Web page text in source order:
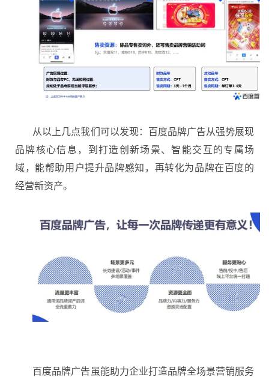
从以上几点我们可以发现：百度品牌广告从强势展现
品牌核心信息，到打造创新场景、智能交互的专属场
域，能帮助用户提升品牌感知，再转化为品牌在百度的
经营新资产。
百度品牌广告虽能助力企业打造品牌全场景营销服务